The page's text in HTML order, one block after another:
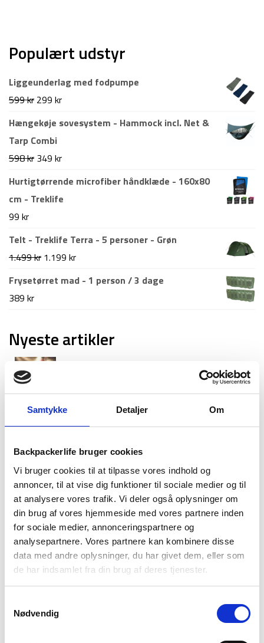
Samtykke Detaljer Om
Backpackerlife bruger cookies
Vi bruger cookies til at tilpasse vores indhold og
annoncer, til at vise dig funktioner til sociale medier og til
at analysere vores trafik. Vi deler også oplysninger om
din brug af vores hjemmeside med vores partnere inden
for sociale medier, annonceringspartnere og
analysepartnere. Vores partnere kan kombinere disse
data med andre oplysninger, du har givet dem, eller som
de har indsamlet fra din brug af deres tjenester.
Nødvendig
Populært udstyr
Liggeunderlag med fodpumpe
599kr Den
oprindelige
var:
299 krDen
Hængekøje sovesystem - Hammock incl. Net &
Tarp Combi
598kr Den
oprindelige
pris
349 krDen
aktuelle
Hurtigtørrende microfiber håndklæde - 160x80
cm - Treklife
99 kr
Telt - Treklife Terra - 5 personer - Grøn
1.499kr Den
oprindelige
1.199 krDen
aktuelle
Frysetørret mad - 1 person / 3 dage
389 kr
Nyeste artikler
Roskilde festival pakkeliste 2026 – Alt du bør
Guide til Grøn Koncert 2026: Alt du skal vide –
inkl. pakkeliste
Backpacking i 2026: 10 destinationer du ikke må
gå glip af
23. december 2025
Via Ferrata – Alt du skal vide om den populære
klatrerute
1. april 2025
Håndbagage regler: Hvad du må og ikke må
medbringe
27. marts 2025
Tilmeld dig vores nyhedsbrev